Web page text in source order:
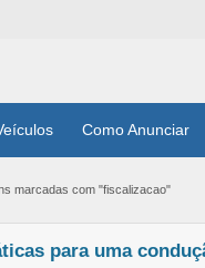
Como Anunciar
marcadas com "fiscalizacao"
para uma